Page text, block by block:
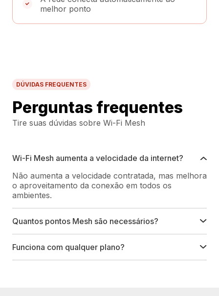
melhor ponto
DÚVIDAS FREQUENTES
Perguntas frequentes
Tire suas dúvidas sobre Wi-Fi Mesh
Wi-Fi Mesh aumenta a velocidade da internet?
Não aumenta a velocidade contratada, mas melhora
o aproveitamento da conexão em todos os
ambientes.
Quantos pontos Mesh são necessários?
Funciona com qualquer plano?